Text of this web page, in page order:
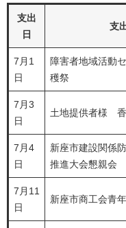
支出
日
支
7月1
日
障害者地域活動
穫祭
7月3
日
土地提供者様
7月4
日
新座市建設関係
推進大会懇親会
7月11
日
新座市商工会青